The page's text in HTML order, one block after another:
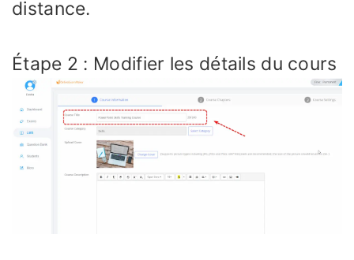
distance.
Étape 2 : Modifier les détails du cours